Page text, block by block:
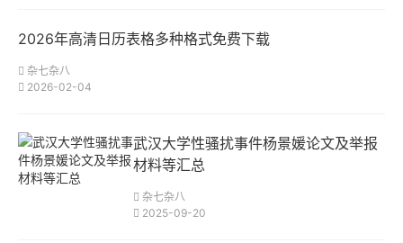
2026年高清日历表格多种格式免费下载
杂七杂八
2026-02-04
武汉大学性骚扰事件杨景媛论文及举报
材料等汇总
杂七杂八
2025-09-20